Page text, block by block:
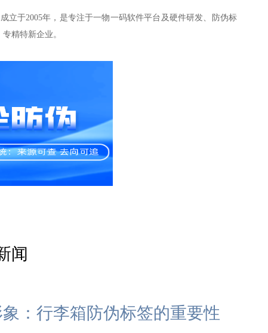
立于2005年，是专注于一物一码软件平台及硬件研发、防伪标
精特新企业。
闻
：行李箱防伪标签的重要性